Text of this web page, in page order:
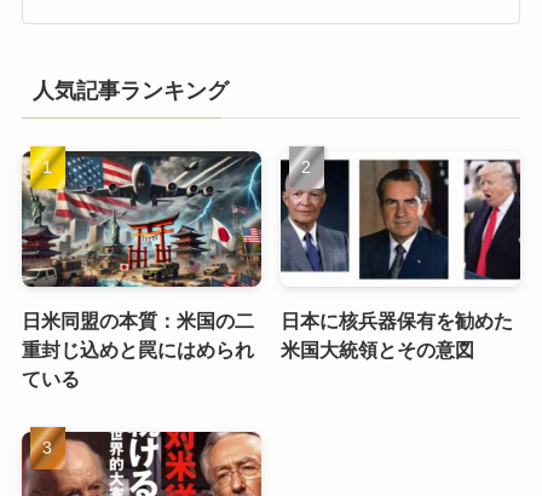
人気記事ランキング
日米同盟の本質：米国の二
重封じ込めと罠にはめられ
ている
日本に核兵器保有を勧めた
米国大統領とその意図